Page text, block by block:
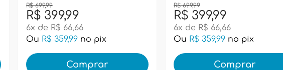
R$ 399,99
R$ 699,99
6x de R$ 66,66
Ou R$ 359,99 no pix
Comprar
R$ 399,99
R$ 699,99
6x de R$ 66,66
Ou R$ 359,99 no pix
Comprar